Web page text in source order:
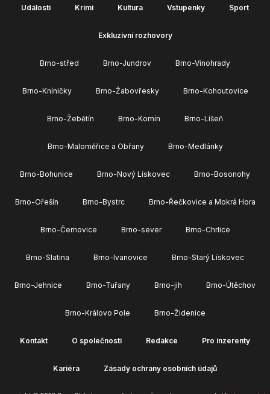
Události Krimi Kultura Vstupenky Sport
Exkluzivní rozhovory
Brno-střed Brno-Jundrov Brno-Vinohrady
Brno-Kníničky Brno-Žabovřesky Brno-Kohoutovice
Brno-Žebětín Brno-Komín Brno-Líšeň
Brno-Maloměřice a Obřany Brno-Medlánky
Brno-Bohunice Brno-Nový Lískovec Brno-Bosonohy
Brno-Ořešín Brno-Bystrc Brno-Řečkovice a Mokrá Hora
Brno-Černovice Brno-sever Brno-Chrlice
Brno-Slatina Brno-Ivanovice Brno-Starý Lískovec
Brno-Jehnice Brno-Tuřany Brno-jih Brno-Útěchov
Brno-Královo Pole Brno-Židenice
Kontakt O společnosti Redakce Pro inzerenty
Kariéra Zásady ochrany osobních údajů